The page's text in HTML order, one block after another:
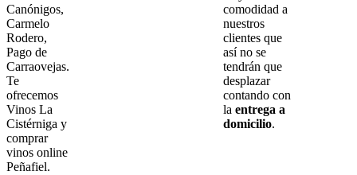
Canónigos,
Carmelo
Rodero,
Pago de
Carraovejas.
Te
ofrecemos
Vinos La
Cistérniga y
comprar
vinos online
Peñafiel.
comodidad a
nuestros
clientes que
así no se
tendrán que
desplazar
contando con
la entrega a
domicilio.